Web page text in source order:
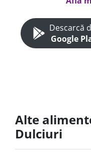
Descarcă
Google
Alte
Dulciuri